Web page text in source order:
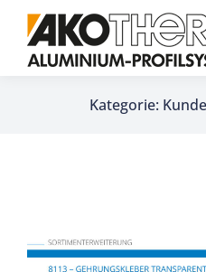
Kategorie: